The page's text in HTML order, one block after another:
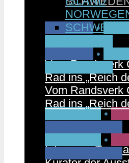
CAMPEN •
Vom Randsverk
Rad ins „Reich
FINNLAND •
Interview:
SCHWEDEN
•
Vom Randsverk
Rad ins „Reich
•